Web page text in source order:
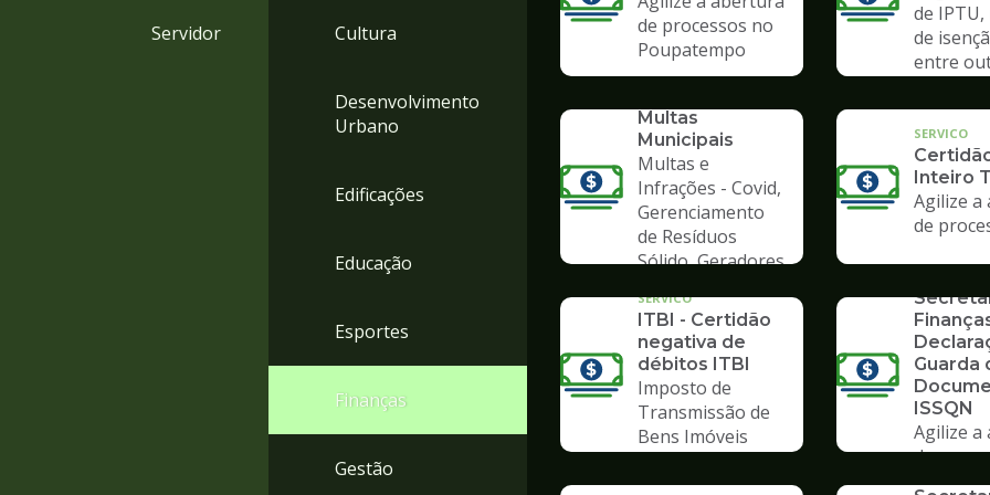
Servidor Cultura
Desenvolvimento
Urbano
Edificações
Educação
Esportes
Finanças
Gestão
de processos no
Poupatempo
de
de
entre
SERVICO
Multas
Municipais
Multas e
Infrações - Covid,
Gerenciamento
de Resíduos
Sólido, Geradores
SERVICO
Inteiro
Agilize
de
SERVICO
ITBI - Certidão
negativa de
débitos ITBI
Imposto de
Transmissão de
Bens Imóveis
Guarda
ISSQN
Agilize
de
SERVICO